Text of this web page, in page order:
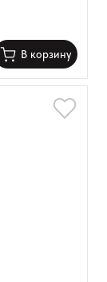
В корзину